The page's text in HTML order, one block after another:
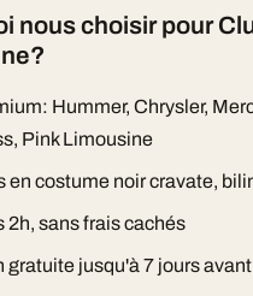
nous choisir pour
Hummer, Chrysler,
Pink Limousine
en costume noir cravate,
2h, sans frais cachés
gratuite jusqu'à 7 jours avant